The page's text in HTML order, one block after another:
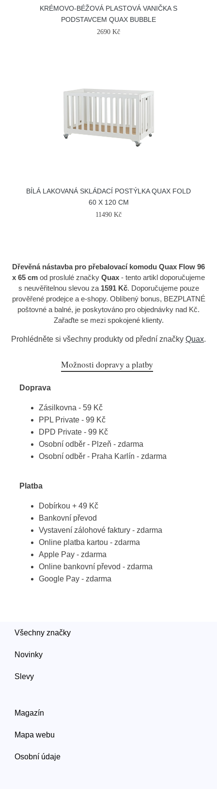
KRÉMOVO-BÉŽOVÁ PLASTOVÁ VANIČKA S
PODSTAVCEM QUAX BUBBLE
2690 Kč
BÍLÁ LAKOVANÁ SKLÁDACÍ POSTÝLKA QUAX FOLD
60 X 120 CM
11490 Kč
Dřevěná nástavba pro přebalovací komodu Quax Flow 96
x 65 cm od proslulé značky Quax - tento artikl doporučujeme
s neuvěřitelnou slevou za 1591 Kč. Doporučujeme pouze
prověřené prodejce a e-shopy. Oblíbený bonus, BEZPLATNÉ
poštovné a balné, je poskytováno pro objednávky nad Kč.
Zařaďte se mezi spokojené klienty.
Prohlédněte si všechny produkty od přední značky Quax.
Možnosti dopravy a platby
Doprava
Zásilkovna - 59 Kč
PPL Private - 99 Kč
DPD Private - 99 Kč
Osobní odběr - Plzeň - zdarma
Osobní odběr - Praha Karlín - zdarma
Platba
Dobírkou + 49 Kč
Bankovní převod
Vystavení zálohové faktury - zdarma
Online platba kartou - zdarma
Apple Pay - zdarma
Online bankovní převod - zdarma
Google Pay - zdarma
Všechny značky
Novinky
Slevy
Magazín
Mapa webu
Osobní údaje